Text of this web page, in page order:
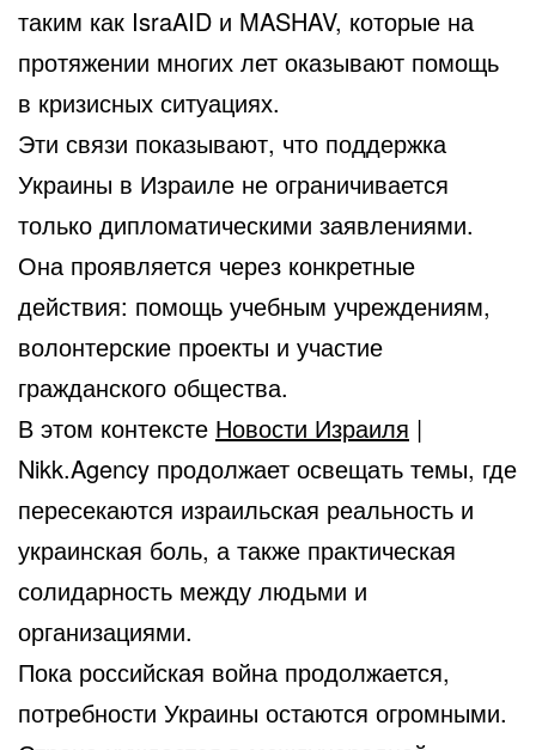
таким как IsraAID и MASHAV, которые на
протяжении многих лет оказывают помощь
в кризисных ситуациях.
Эти связи показывают, что поддержка
Украины в Израиле не ограничивается
только дипломатическими заявлениями.
Она проявляется через конкретные
действия: помощь учебным учреждениям,
волонтерские проекты и участие
гражданского общества.
В этом контексте Новости Израиля |
Nikk.Agency продолжает освещать темы, где
пересекаются израильская реальность и
украинская боль, а также практическая
солидарность между людьми и
организациями.
Пока российская война продолжается,
потребности Украины остаются огромными.